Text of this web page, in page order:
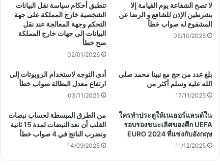
لا تصح الشفاعة يوم القيامة إلا
بشرطين الإذن للشافع و الرضا عن
المشفوع له صواب خطأ
05/10/2025
تنطبق أحكام سياسة نقل البيانات
الشخصية خارج المملكة على جهة
التحكم وجهة المعالجة عند نقل
البيانات إلى جهات خارج المملكة
صح خطأ
02/01/2026
بلغ عدد من حج مع نبينا محمد صلى
الله عليه وسلم أكثر من
17/11/2025
أدى التوجه لاستخدام الروبوتات إلى
ارتفاع معدل البطالة صواب خطأ
03/11/2025
ใครทำประตูให้เนเธอร์แลนด์ใน
รอบรองชนะเลิศของศึก UEFA
EURO 2024 ที่แข่งกับอังกฤษ
11/12/2025
من الطرق المبسطة لحساب نبضات
القلب أن نعد النبضات لمدة 15 ثانية
ونضرب الناتج في 4 صواب خطأ
14/09/2025